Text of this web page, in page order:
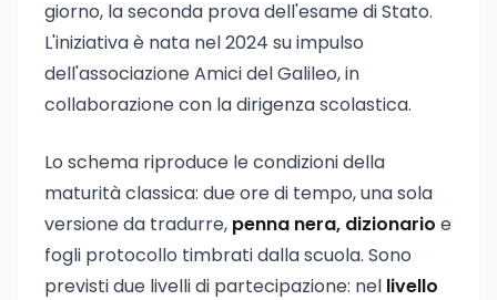
giorno, la seconda prova dell'esame di Stato.
L'iniziativa è nata nel 2024 su impulso
dell'associazione Amici del Galileo, in
collaborazione con la dirigenza scolastica.
Lo schema riproduce le condizioni della
maturità classica: due ore di tempo, una sola
versione da tradurre, penna nera, dizionario e
fogli protocollo timbrati dalla scuola. Sono
previsti due livelli di partecipazione: nel livello